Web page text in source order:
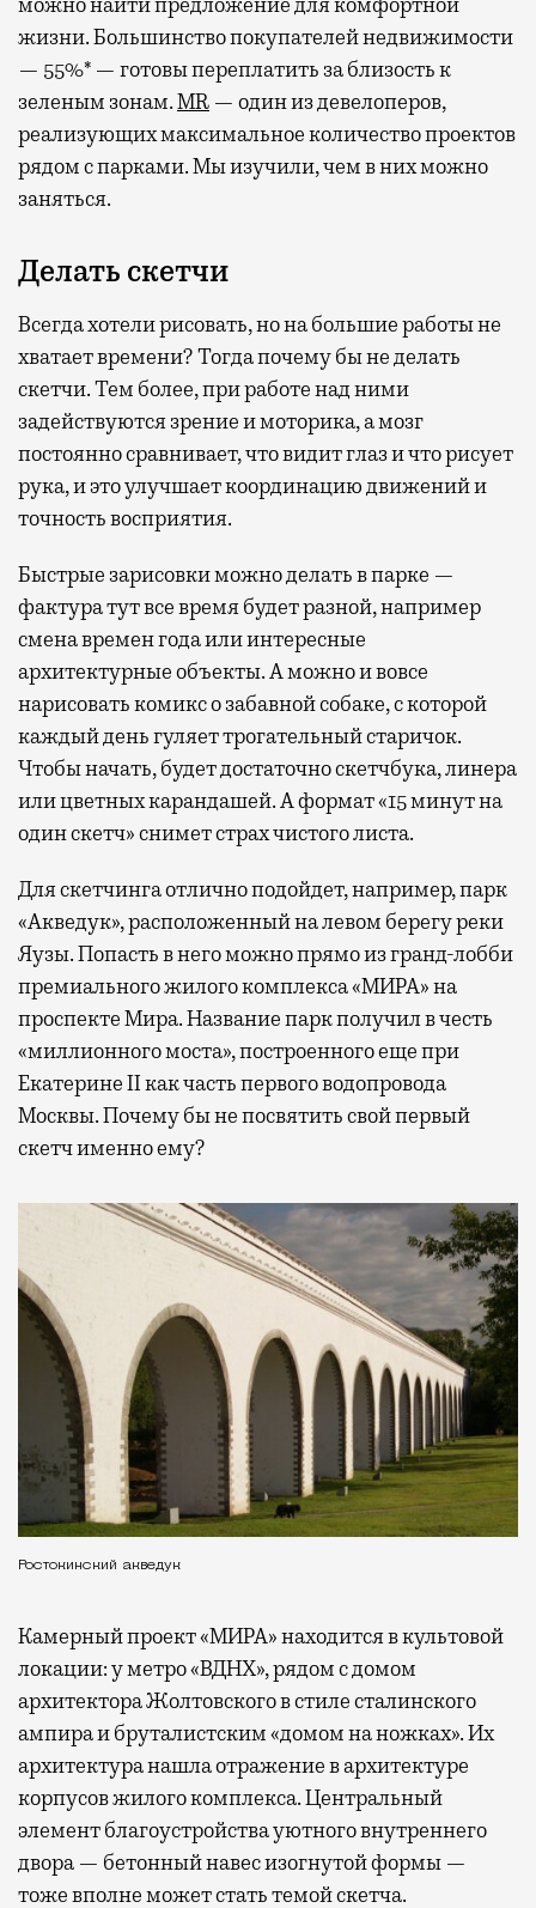
жизни. Большинство покупателей недвижимости
— 55%* — готовы переплатить за близость к
зеленым зонам.MR — один из девелоперов,
реализующих максимальное количество проектов
рядом с парками. Мы изучили, чем в них можно
заняться.
Делать скетчи
Всегда хотели рисовать, но на большие работы не
хватает времени? Тогда почему бы не делать
скетчи. Тем более, при работе над ними
задействуются зрение и моторика, а мозг
постоянно сравнивает, что видит глаз и что рисует
рука, и это улучшает координацию движений и
точность восприятия.
Быстрые зарисовки можно делать в парке —
фактура тут все время будет разной, например
смена времен года или интересные
архитектурные объекты. А можно и вовсе
нарисовать комикс о забавной собаке, с которой
каждый день гуляет трогательный старичок.
Чтобы начать, будет достаточно скетчбука, линера
или цветных карандашей. А формат «15 минут на
один скетч» снимет страх чистого листа.
Для скетчинга отлично подойдет, например, парк
«Акведук», расположенный на левом берегу реки
Яузы. Попасть в него можно прямо из гранд-лобби
премиального жилого комплекса «МИРА» на
проспекте Мира. Название парк получил в честь
«миллионного моста», построенного еще при
Екатерине II как часть первого водопровода
Москвы. Почему бы не посвятить свой первый
скетч именно ему?
Ростокинский акведук
Камерный проект «МИРА» находится в культовой
локации: у метро «ВДНХ», рядом с домом
архитектора Жолтовского в стиле сталинского
ампира и бруталистским «домом на ножках». Их
архитектура нашла отражение в архитектуре
корпусов жилого комплекса. Центральный
элемент благоустройства уютного внутреннего
двора — бетонный навес изогнутой формы —
тоже вполне может стать темой скетча.